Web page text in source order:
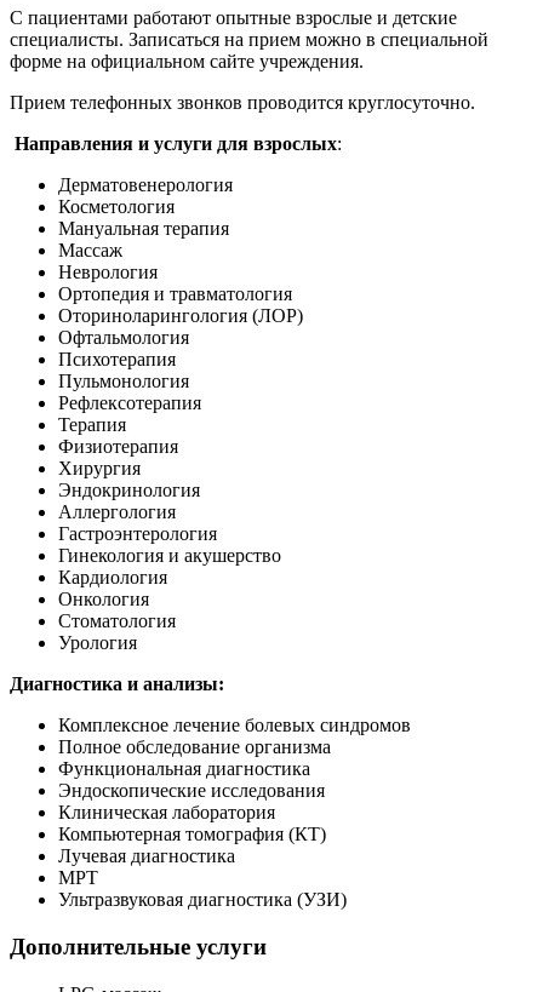
С пациентами работают опытные взрослые и детские
специалисты. Записаться на прием можно в специальной
форме на официальном сайте учреждения.
Прием телефонных звонков проводится круглосуточно.
Направления и услуги для взрослых:
Дерматовенерология
Косметология
Мануальная терапия
Массаж
Неврология
Ортопедия и травматология
Оториноларингология (ЛОР)
Офтальмология
Психотерапия
Пульмонология
Рефлексотерапия
Терапия
Физиотерапия
Хирургия
Эндокринология
Аллергология
Гастроэнтерология
Гинекология и акушерство
Кардиология
Онкология
Стоматология
Урология
Диагностика и анализы:
Комплексное лечение болевых синдромов
Полное обследование организма
Функциональная диагностика
Эндоскопические исследования
Клиническая лаборатория
Компьютерная томография (КТ)
Лучевая диагностика
МРТ
Ультразвуковая диагностика (УЗИ)
Дополнительные услуги